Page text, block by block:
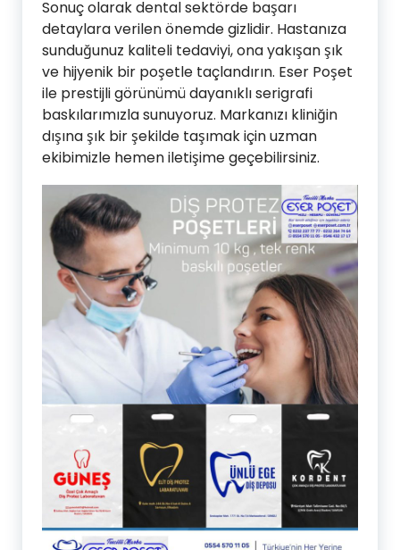
Sonuç olarak dental sektörde başarı
detaylara verilen önemde gizlidir. Hastanıza
sunduğunuz kaliteli tedaviyi, ona yakışan şık
ve hijyenik bir poşetle taçlandırın. Eser Poşet
ile prestijli görünümü dayanıklı serigrafi
baskılarımızla sunuyoruz. Markanızı kliniğin
dışına şık bir şekilde taşımak için uzman
ekibimizle hemen iletişime geçebilirsiniz.